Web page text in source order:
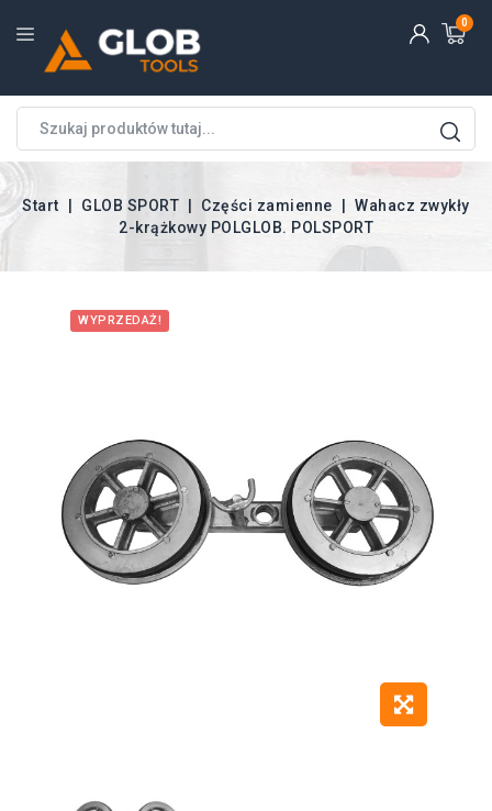
0
Start GLOB SPORT Części zamienne
Wahacz zwykły
2-krążkowy POLGLOB. POLSPORT
WYPRZEDAŻ!